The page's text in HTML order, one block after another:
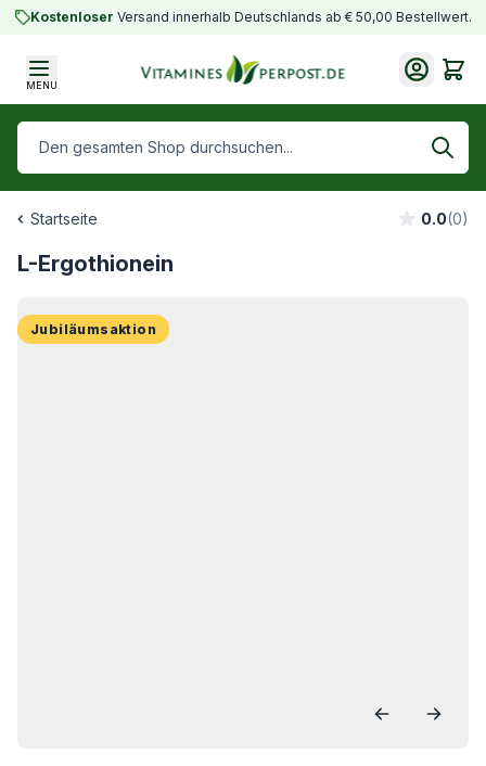
Skip to Content
Kostenloser Versand innerhalb Deutschlands ab € 50,00 Bestellwert.
Cart
MENU
Startseite
L-Ergothionein
0.0(0)
Jubiläumsaktion